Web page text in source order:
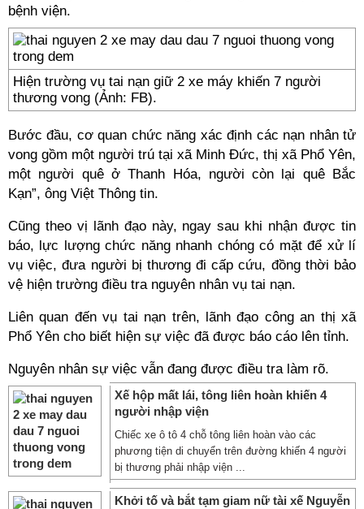
bệnh viện.
Hiện trường vụ tai nạn giữ 2 xe máy khiến 7 người
thương vong (Ảnh: FB).
Bước đầu, cơ quan chức năng xác định các nạn nhân tử
vong gồm một người trú tại xã Minh Đức, thị xã Phổ Yên,
một người quê ở Thanh Hóa, người còn lại quê Bắc
Kạn”, ông Việt Thông tin.
Cũng theo vị lãnh đạo này, ngay sau khi nhận được tin
báo, lực lượng chức năng nhanh chóng có mặt để xử lí
vụ việc, đưa người bị thương đi cấp cứu, đồng thời bảo
vệ hiện trường điều tra nguyên nhân vụ tai nạn.
Liên quan đến vụ tai nạn trên, lãnh đạo công an thị xã
Phổ Yên cho biết hiện sự việc đã được báo cáo lên tỉnh.
Nguyên nhân sự việc vẫn đang được điều tra làm rõ.
Xế hộp mất lái, tông liên hoàn khiến 4
người nhập viện
Chiếc xe ô tô 4 chỗ tông liên hoàn vào các
phương tiện di chuyển trên đường khiến 4 người
bị thương phải nhập viện ...
Khởi tố và bắt tạm giam nữ tài xế Nguyễn